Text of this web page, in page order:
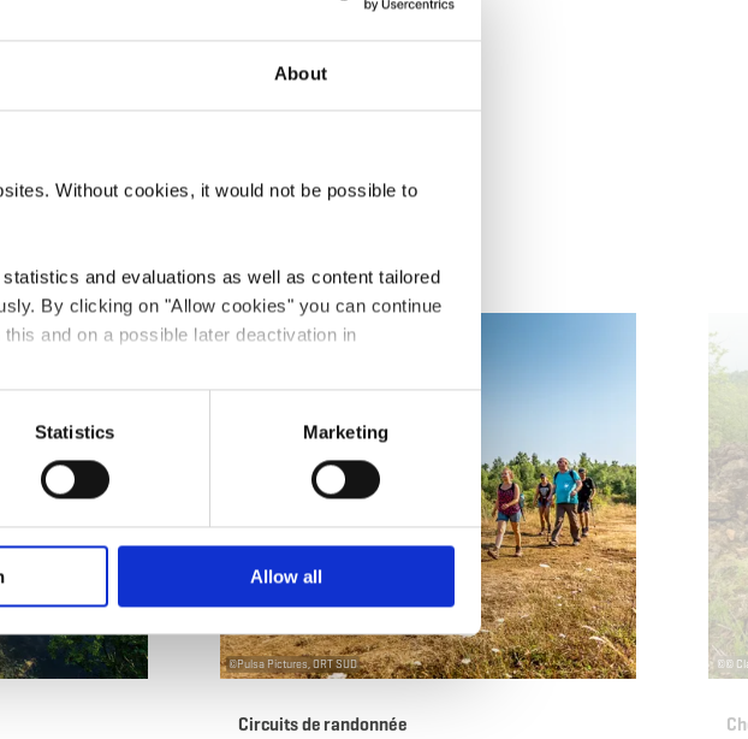
About
Without cookies, it would not be possible to
and evaluations as well as content tailored
By clicking on "Allow cookies" you can continue
and on a possible later deactivation in
Statistics Marketing
Allow all
de-Gras
©Pulsa Pictures, ORT SUD
Circuits de randonnée
©©